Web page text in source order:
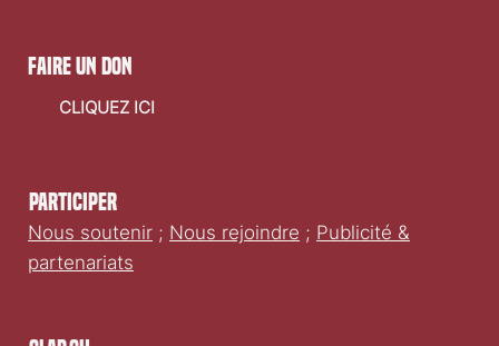
Participer
Nous soutenir
faire un don